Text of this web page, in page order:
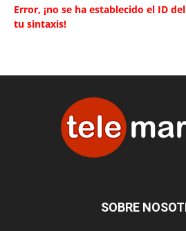
Error, ¡no se ha establecido el ID
tu sintaxis!
SOBRE